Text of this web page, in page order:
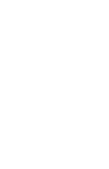
Akmal